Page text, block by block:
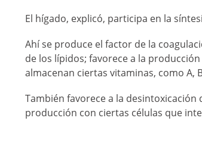
El hígado, explicó, participa en la
Ahí se produce el factor de la
de los lípidos; favorece a la
almacenan ciertas vitaminas, como A,
También favorece a la
producción con ciertas células que